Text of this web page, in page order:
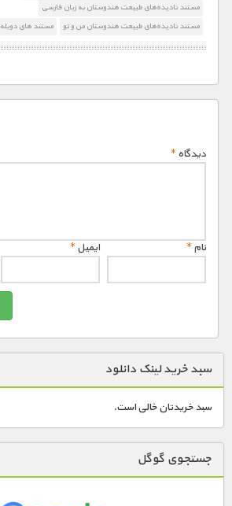
مستند نادیده‌های طبیعت هندوستان به زبان فارسی
مستند نادیده‌های طبیعت هندوستان من و تو
مستند های دوبله
دیدگاه*
نام* ایمیل*
سبد خرید لینک دانلود
سبد خریدتان خالی است.
جستجوی گوگل